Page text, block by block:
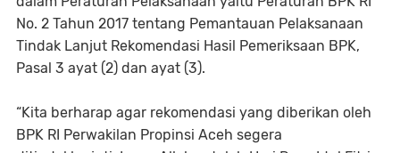
No. 2 Tahun 2017 tentang Pemantauan Pelaksanaan
Tindak Lanjut Rekomendasi Hasil Pemeriksaan BPK,
Pasal 3 ayat (2) dan ayat (3).
“Kita berharap agar rekomendasi yang diberikan oleh
BPK RI Perwakilan Propinsi Aceh segera